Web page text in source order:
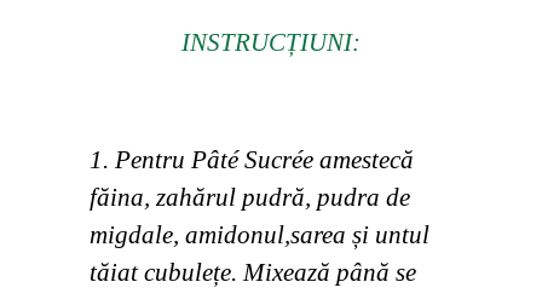
INSTRUCȚIUNI:
Pentru Pâté Sucrée amestecă
făina, zahărul pudră, pudra de
migdale, amidonul,sarea și untul
tăiat cubulețe. Mixează până se